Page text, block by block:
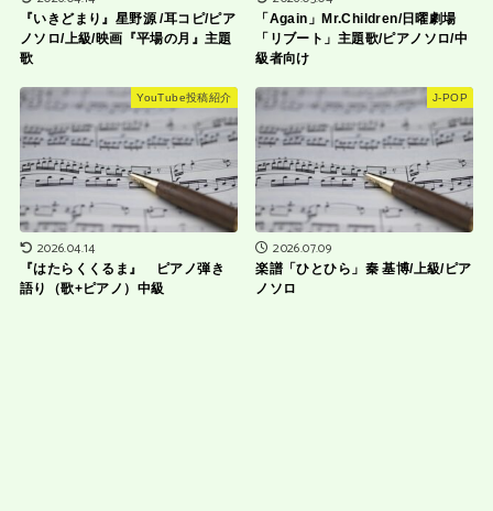
『いきどまり』星野源 /耳コピ/ピア
ノソロ/上級/映画『平場の月』主題
歌
「Again」Mr.Children/日曜劇場
「リブート」主題歌/ピアノソロ/中
級者向け
YouTube投稿紹介
2026.04.14
『はたらくくるま』 ピアノ弾き
語り（歌+ピアノ）中級
J-POP
2026.07.09
楽譜「ひとひら」秦 基博/上級/ピア
ノソロ